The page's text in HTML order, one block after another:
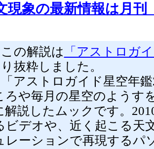
現象の最新情報は月
この解説は 「アストロガ
り抜粋しました。
「アストロガイド星空年
ろや毎月の星空のようす
解説したムックです。
ビデオや、近く起こる天
レーションで再現するパ